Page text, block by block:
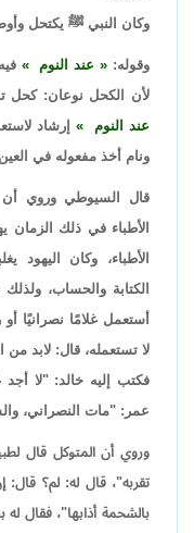
وكان النبي ﷺ يكتحل
وقوله: عند النوم
لأن الكحل نوعان: كحل
عند النوم
إرشاد
ونام أخذ مفعوله في
قال السيوطي وروي أن
الأطباء في ذلك الزمان
الأطباء، وكان
الكتابة والحساب،
أستعمل غلامًا نصرانيًا
لا تستعمله، قال: لابد
فكتب إليه خالد: "لا
عمر: "مات النصراني،
وروي أن المتوكل قال
تقربه"، قال له: لم؟ قال:
بالشحمة أذابها"، فقال